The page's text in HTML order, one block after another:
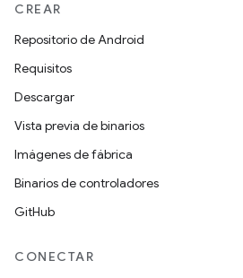
CREAR
Repositorio de Android
Requisitos
Descargar
Vista previa de binarios
Imágenes de fábrica
Binarios de controladores
GitHub
CONECTAR